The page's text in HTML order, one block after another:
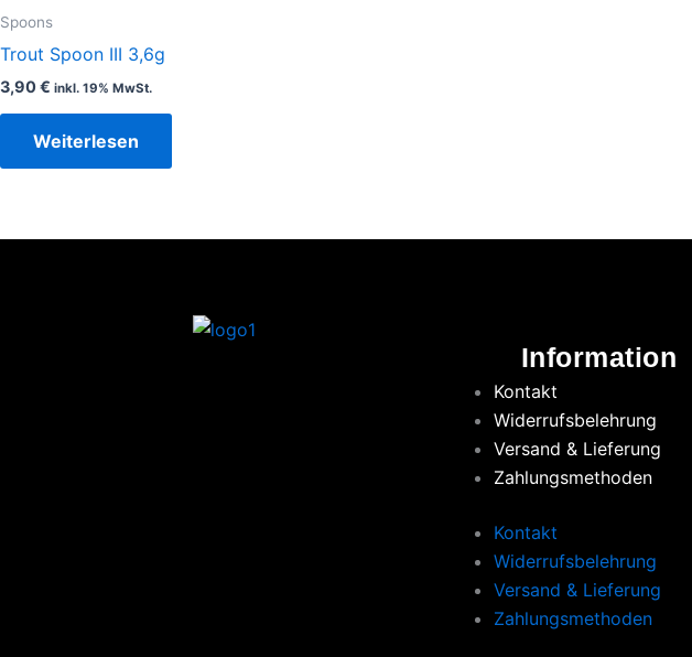
Spoons
Trout Spoon III 3,6g
3,90€ inkl. 19% MwSt.
Weiterlesen
Information
Kontakt
Widerrufsbelehrung
Versand & Lieferung
Zahlungsmethoden
Kontakt
Widerrufsbelehrung
Versand & Lieferung
Zahlungsmethoden